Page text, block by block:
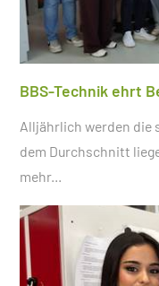
BBS-Technik ehrt
Alljährlich werden die
dem Durchschnitt
mehr...